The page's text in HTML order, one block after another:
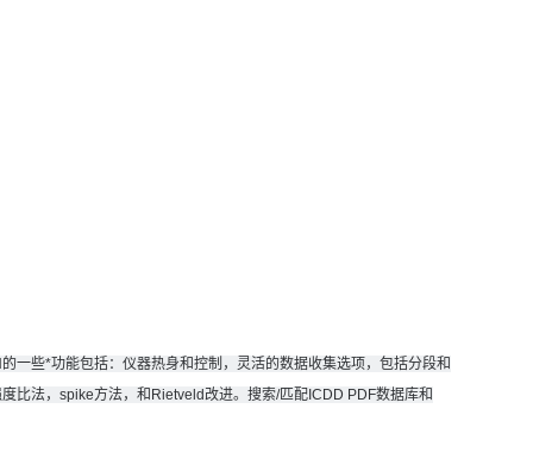
一些*功能包括：仪器热身和控制，灵活的数据收集选项，包括分段和
比法，spike方法，和Rietveld改进。 搜索/匹配ICDD PDF数据库和